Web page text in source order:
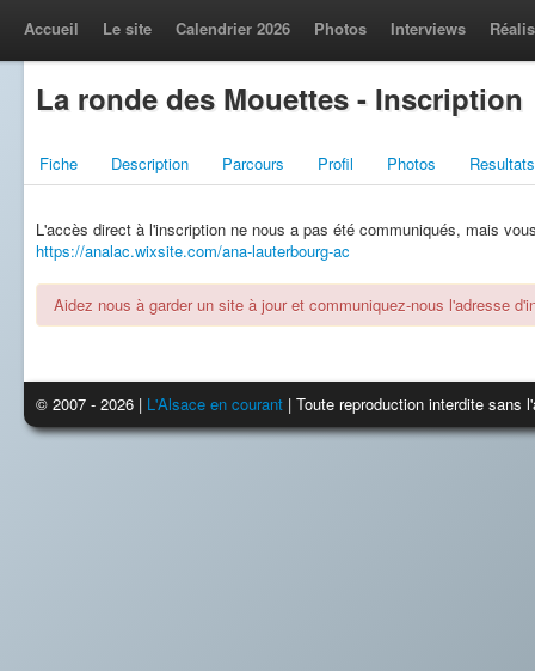
Accueil Le site Calendrier 2026 Photos Interviews
La ronde des Mouettes - Inscription
Fiche Description Parcours Profil Photos Resultats
L'accès direct à l'inscription ne nous a pas été communiqués, mais
https://analac.wixsite.com/ana-lauterbourg-ac
Aidez nous à garder un site à jour et communiquez-nous l'adresse
© 2007 - 2026 | L'Alsace en courant | Toute reproduction interdite sans